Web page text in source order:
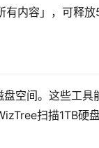
有内容」，可释放
空间。这些工
扫描1TB硬